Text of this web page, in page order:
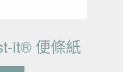
it® 便條紙